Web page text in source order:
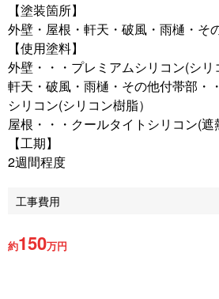
【塗装箇所】
外壁・屋根・軒天・破風・雨樋・そ
【使用塗料】
外壁・・・プレミアムシリコン(シ
軒天・破風・雨樋・その他付帯部・
シリコン(シリコン樹脂）
屋根・・・クールタイトシリコン(
【工期】
2週間程度
工事費用
約150万円